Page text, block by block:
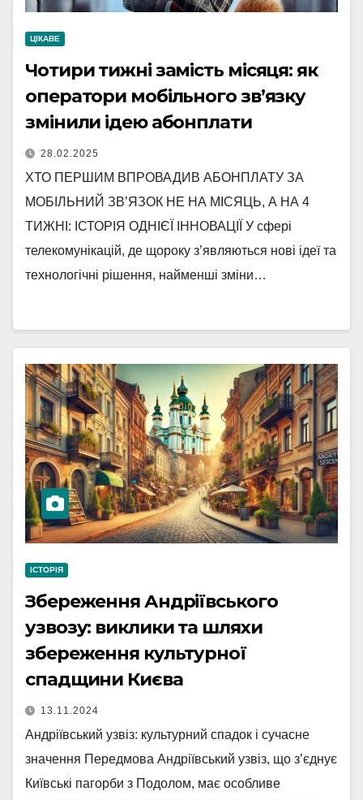
ЦІКАВЕ
Чотири тижні замість місяця: як
оператори мобільного зв’язку
змінили ідею абонплати
28.02.2025
ХТО ПЕРШИМ ВПРОВАДИВ АБОНПЛАТУ ЗА
МОБІЛЬНИЙ ЗВ’ЯЗОК НЕ НА МІСЯЦЬ, А НА 4
ТИЖНІ: ІСТОРІЯ ОДНІЄЇ ІННОВАЦІЇ У сфері
телекомунікацій, де щороку з’являються нові ідеї та
технологічні рішення, найменші зміни…
ІСТОРІЯ
Збереження Андріївського
узвозу: виклики та шляхи
збереження культурної
спадщини Києва
13.11.2024
Андріївський узвіз: культурний спадок і сучасне
значення Передмова Андріївський узвіз, що з’єднує
Київські пагорби з Подолом, має особливе